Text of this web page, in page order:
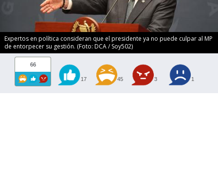
Expertos en política consideran que el presidente ya no puede culpar al MP
de entorpecer su gestión. (Foto: DCA / Soy502)
66
17 45 3 1